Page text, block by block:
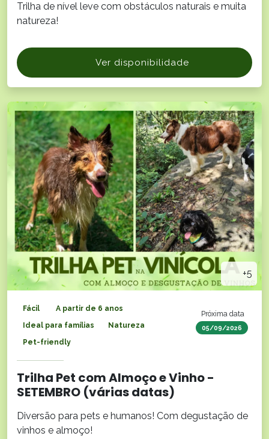
Trilha de nível leve com obstáculos naturais e muita
natureza!
Ver disponibilidade
+5
Próxima data
05/09/2026
Fácil
A partir de 6 anos
Ideal para famílias
Natureza
Pet-friendly
Trilha Pet com Almoço e Vinho -
SETEMBRO (várias datas)
Diversão para pets e humanos! Com degustação de
vinhos e almoço!